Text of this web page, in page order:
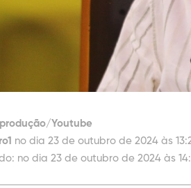
Youtube
no dia 23 de outubro de 2024 às
no dia 23 de outubro de 2024 às